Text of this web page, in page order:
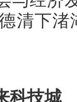
清下
科技城